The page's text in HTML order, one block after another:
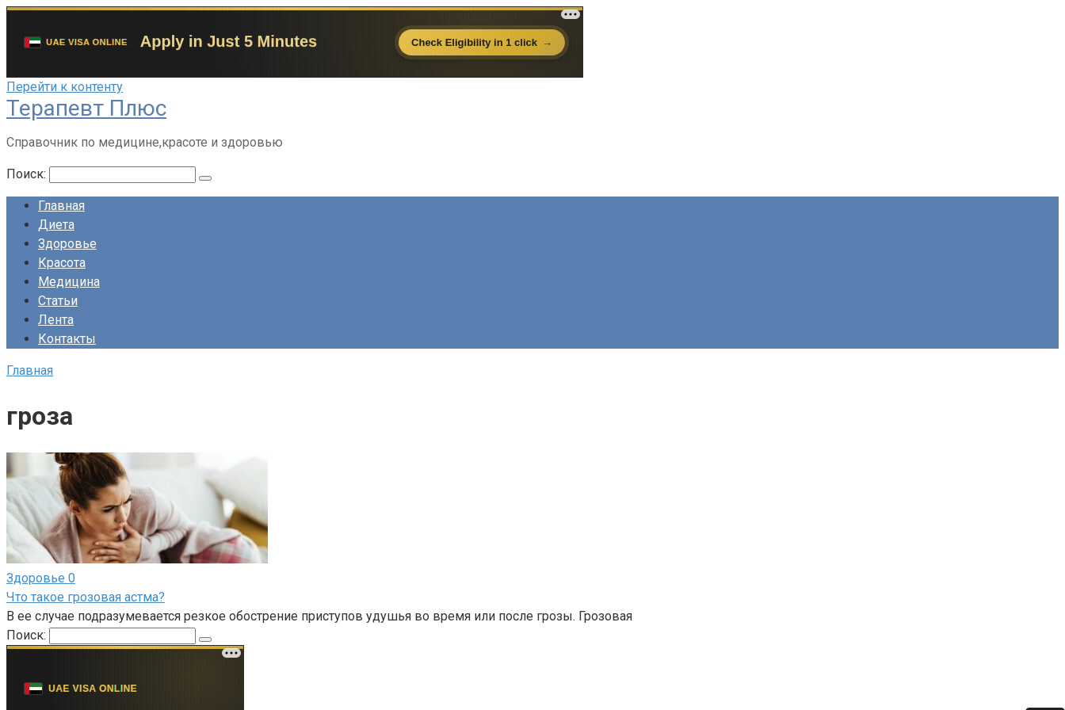
Перейти к контенту
Терапевт Плюс
Справочник по медицине,красоте и здоровью
Поиск:
Главная
Диета
Здоровье
Красота
Медицина
Статьи
Лента
Контакты
Главная
гроза
Здоровье 0
Что такое грозовая астма?
В ее случае подразумевается резкое обострение приступов удушья во время или после грозы. Грозовая
Поиск: